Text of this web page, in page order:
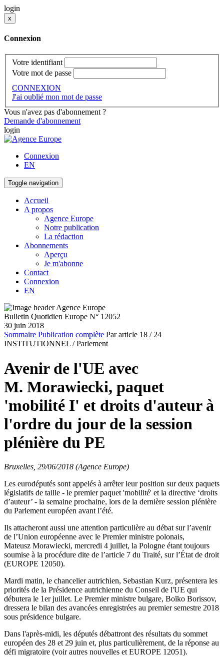
login
x
Connexion
Votre identifiant
Votre mot de passe
CONNEXION
J'ai oublié mon mot de passe
Vous n'avez pas d'abonnement ?
Demande d'abonnement
login
Connexion
EN
Toggle navigation
Accueil
A propos
Agence Europe
Notre publication
La rédaction
Abonnements
Aperçu
Je m'abonne
Contact
Connexion
EN
Bulletin Quotidien Europe N° 12052
30 juin 2018
Sommaire Publication complète Par article 18 / 24
INSTITUTIONNEL / Parlement
Avenir de l'UE avec
M. Morawiecki, paquet
'mobilité I' et droits d'auteur à
l'ordre du jour de la session
plénière du PE
Bruxelles, 29/06/2018 (Agence Europe)
Les eurodéputés sont appelés à arrêter leur position sur deux paquets
législatifs de taille - le premier paquet 'mobilité' et la directive ‘droits
d’auteur’ - la semaine prochaine, lors de la dernière session plénière
du Parlement européen avant l’été.
Ils attacheront aussi une attention particulière au débat sur l’avenir
de l’Union européenne avec le Premier ministre polonais,
Mateusz Morawiecki, mercredi 4 juillet, la Pologne étant toujours
soumise à la procédure dite de l’article 7 du Traité, sur l’État de droit
(EUROPE 12050).
Mardi matin, le chancelier autrichien, Sebastian Kurz, présentera les
priorités de la Présidence autrichienne du Conseil de l'UE qui
débutera le 1er juillet. Le Premier ministre bulgare, Boïko Borissov,
dressera le bilan des avancées enregistrées au premier semestre 2018
sous présidence bulgare.
Dans l'après-midi, les députés débattront des résultats du sommet
européen des 28 et 29 juin et, plus particulièrement, de la réponse au
défi migratoire (voir autres nouvelles et EUROPE 12051).